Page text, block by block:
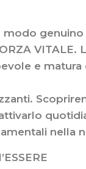
VITALE.
e matura
nella